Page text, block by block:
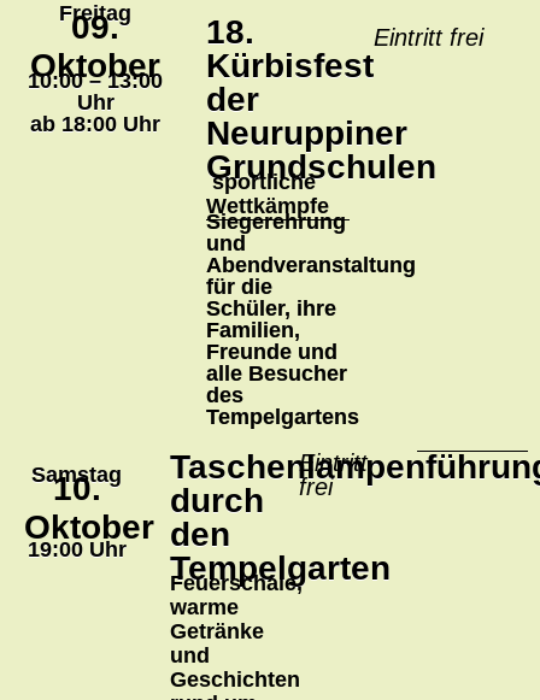
Freitag
09.
Oktober
10:00 – 13:00
Uhr
ab 18:00 Uhr
18.
Kürbisfest
der
Neuruppiner
Grundschulen
sportliche
Wettkämpfe
Siegerehrung
und
Abendveranstaltung
für die
Schüler, ihre
Familien,
Freunde und
alle Besucher
des
Tempelgartens
Eintritt frei
Samstag
10.
Oktober
19:00 Uhr
durch
den
Tempelgarten
Feuerschale,
warme
Getränke
und
Geschichten
Eintritt
frei